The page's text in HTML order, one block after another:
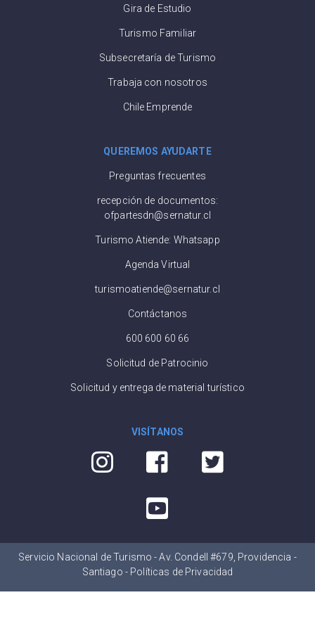
Gira de Estudio
Turismo Familiar
Subsecretaría de Turismo
Trabaja con nosotros
Chile Emprende
QUEREMOS AYUDARTE
Preguntas frecuentes
recepción de documentos:
ofpartesdn@sernatur.cl
Turismo Atiende: Whatsapp
Agenda Virtual
turismoatiende@sernatur.cl
Contáctanos
600 600 60 66
Solicitud de Patrocinio
Solicitud y entrega de material turístico
VISÍTANOS
Servicio Nacional de Turismo - Av. Condell #679, Providencia -
Santiago - Políticas de Privacidad